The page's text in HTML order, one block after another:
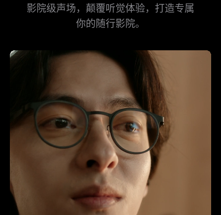
影院级声⁠场，颠覆听⁠觉体验，打造专属
你的随行影院。